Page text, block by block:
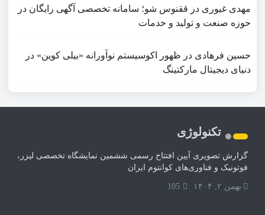
مهدی غیوری در ققنوس شو؛ سامانه تخصصی آگهی رایگان در
حوزه صنعت و تولید و خدمات
حسین فرهادی در ظهور اکوسیستم نوآورانه «بیلی کوین» در
دنیای دیجیتال مارکتینگ
تکنولوژی
گزارش تصویری آیین افتتاح رسمی ششمین نمایشگاه تخصصی لیزر،
فوتونیک و فناوری‌های کوانتوم ایران
بهمن ۲, ۱۴۰۴ 105